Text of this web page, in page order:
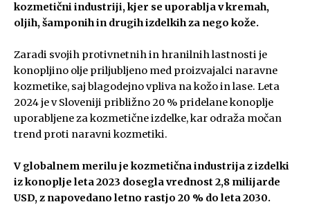
kozmetični industriji, kjer se uporablja v kremah,
oljih, šamponih in drugih izdelkih za nego kože.
Zaradi svojih protivnetnih in hranilnih lastnosti je
konopljino olje priljubljeno med proizvajalci naravne
kozmetike, saj blagodejno vpliva na kožo in lase. Leta
2024 je v Sloveniji približno 20 % pridelane konoplje
uporabljene za kozmetične izdelke, kar odraža močan
trend proti naravni kozmetiki.
V globalnem merilu je kozmetična industrija z izdelki
iz konoplje leta 2023 dosegla vrednost 2,8 milijarde
USD, z napovedano letno rastjo 20 % do leta 2030.